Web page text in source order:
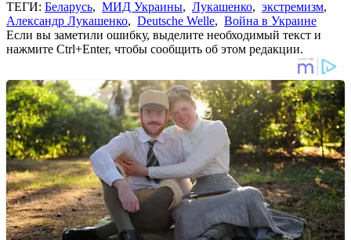
ТЕГИ: Беларусь, МИД Украины, Лукашенко, экстремизм,
Александр Лукашенко, Deutsche Welle, Война в Украине
Если вы заметили ошибку, выделите необходимый текст и
нажмите Ctrl+Enter, чтобы сообщить об этом редакции.